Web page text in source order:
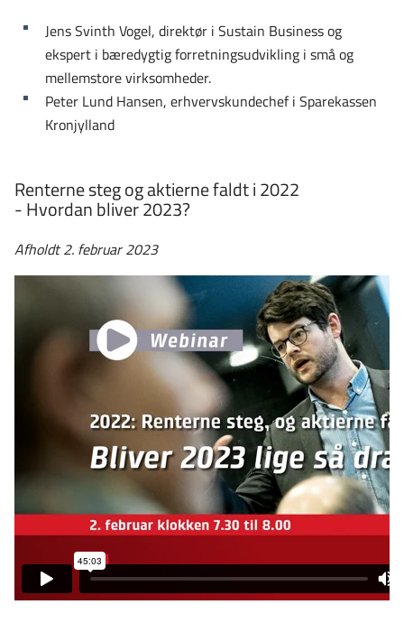
Jens Svinth Vogel, direktør i Sustain Business og
ekspert i bæredygtig forretningsudvikling i små og
mellemstore virksomheder.
Peter Lund Hansen, erhvervskundechef i Sparekassen
Kronjylland
Renterne steg og aktierne faldt i 2022
- Hvordan bliver 2023?
Afholdt 2. februar 2023